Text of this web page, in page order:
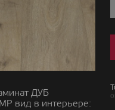
ДУБ
вид в интерьере: